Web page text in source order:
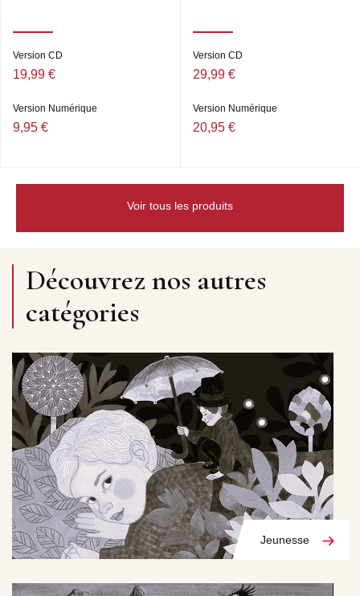
Version CD
19,99 €
Version Numérique
9,95 €
Version CD
29,99 €
Version Numérique
20,95 €
Voir tous les produits
Découvrez nos autres
catégories
Jeunesse